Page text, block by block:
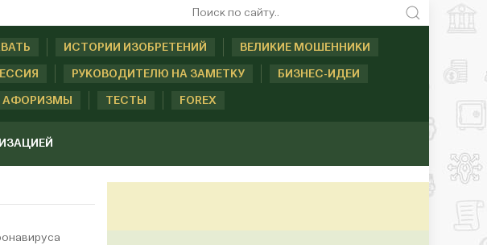
ИСТОРИИ ИЗОБРЕТЕНИЙ ВЕЛИКИЕ МОШЕННИКИ
РУКОВОДИТЕЛЮ НА ЗАМЕТКУ БИЗНЕС-ИДЕИ
АФОРИЗМЫ ТЕСТЫ FOREX